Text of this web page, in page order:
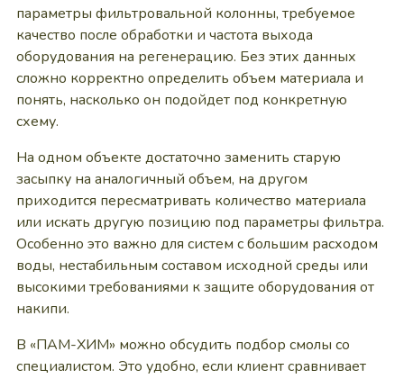
параметры фильтровальной колонны, требуемое
качество после обработки и частота выхода
оборудования на регенерацию. Без этих данных
сложно корректно определить объем материала и
понять, насколько он подойдет под конкретную
схему.
На одном объекте достаточно заменить старую
засыпку на аналогичный объем, на другом
приходится пересматривать количество материала
или искать другую позицию под параметры фильтра.
Особенно это важно для систем с большим расходом
воды, нестабильным составом исходной среды или
высокими требованиями к защите оборудования от
накипи.
В «ПАМ-ХИМ» можно обсудить подбор смолы со
специалистом. Это удобно, если клиент сравнивает